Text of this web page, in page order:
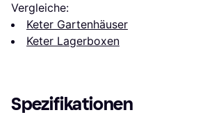
Vergleiche:
Keter Gartenhäuser
Keter Lagerboxen
Spezifikationen